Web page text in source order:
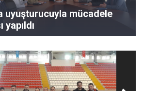
uyuşturucuyla mücadele
yapıldı